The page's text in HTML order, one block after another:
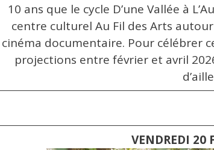
10 ans que le cycle D’une Vallée à
centre culturel Au Fil des Arts
cinéma documentaire. Pour célébrer
projections entre février et avril
VENDREDI 20